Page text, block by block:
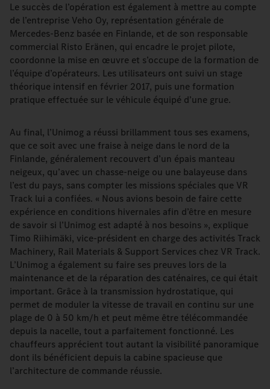
Le succès de l’opération est également à mettre au compte
de l’entreprise Veho Oy, représentation générale de
Mercedes-Benz basée en Finlande, et de son responsable
commercial Risto Eränen, qui encadre le projet pilote,
coordonne la mise en œuvre et s’occupe de la formation de
l’équipe d’opérateurs. Les utilisateurs ont suivi un stage
théorique intensif en février 2017, puis une formation
pratique effectuée sur le véhicule équipé d’une grue.
Au final, l’Unimog a réussi brillamment tous ses examens,
que ce soit avec une fraise à neige dans le nord de la
Finlande, généralement recouvert d’un épais manteau
neigeux, qu’avec un chasse-neige ou une balayeuse dans
l’est du pays, sans compter les missions spéciales que VR
Track lui a confiées. « Nous avions besoin de faire cette
expérience en conditions hivernales afin d’être en mesure
de savoir si l’Unimog est adapté à nos besoins », explique
Timo Riihimäki, vice-président en charge des activités Track
Machinery, Rail Materials & Support Services chez VR Track.
L’Unimog a également su faire ses preuves lors de la
maintenance et de la réparation des caténaires, ce qui était
important. Grâce à la transmission hydrostatique, qui
permet de moduler la vitesse de travail en continu sur une
plage de 0 à 50 km/h et peut même être télécommandée
depuis la nacelle, tout a parfaitement fonctionné. Les
chauffeurs apprécient tout autant la visibilité panoramique
dont ils bénéficient depuis la cabine spacieuse que
l’architecture de commande réussie.